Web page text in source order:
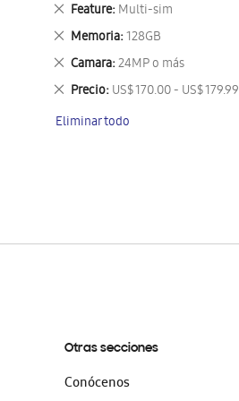
artículo
Feature Multi-sim
Eliminar
este
artículo
Memoria 128GB
Eliminar
este
artículo
Camara 24MP o más
Eliminar
este
artículo
Precio US$ 170.00 - US$ 179.99
Eliminar
artículo
Eliminar todo
Otras secciones
Conócenos